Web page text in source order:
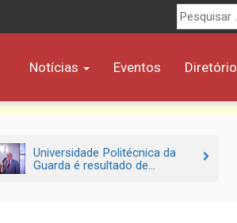
Procurar
por:
Notícias Eventos Diretório
Universidade Politécnica da
Guarda é resultado de...